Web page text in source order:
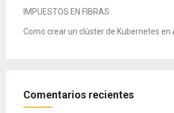
IMPUESTOS EN FIBRAS
Como crear un clúster de Kubernetes en
Comentarios recientes